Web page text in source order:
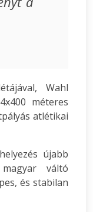
Wahl
méteres
atlétikai
újabb
váltó
és stabilan